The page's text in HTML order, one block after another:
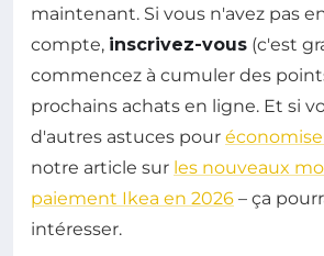
maintenant. Si vous n'avez pas
compte, inscrivez-vous (c'est
commencez à cumuler des
prochains achats en ligne. Et si
d'autres astuces pour
notre article sur les nouveaux
paiement Ikea en 2026 – ça
intéresser.